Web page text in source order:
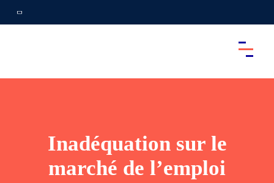
Inadéquation sur le
marché de l’emploi